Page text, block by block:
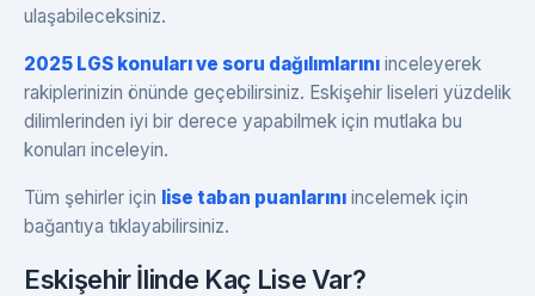
ulaşabileceksiniz.
2025 LGS konuları ve soru dağılımlarını inceleyerek
rakiplerinizin önünde geçebilirsiniz. Eskişehir liseleri yüzdelik
dilimlerinden iyi bir derece yapabilmek için mutlaka bu
konuları inceleyin.
Tüm şehirler için lise taban puanlarını incelemek için
bağantıya tıklayabilirsiniz.
Eskişehir İlinde Kaç Lise Var?